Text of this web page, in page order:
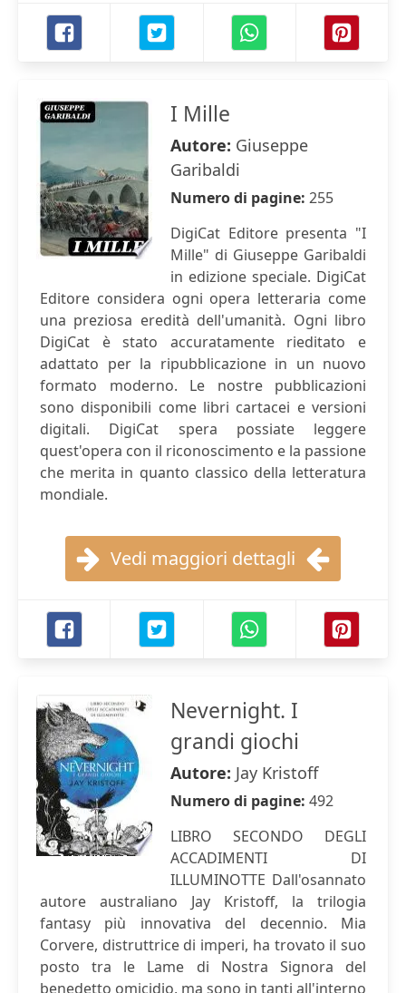
I Mille
Autore: Giuseppe
Garibaldi
Numero di pagine: 255
DigiCat Editore presenta "I
Mille" di Giuseppe Garibaldi
in edizione speciale. DigiCat
Editore considera ogni opera letteraria come
una preziosa eredità dell'umanità. Ogni libro
DigiCat è stato accuratamente rieditato e
adattato per la ripubblicazione in un nuovo
formato moderno. Le nostre pubblicazioni
sono disponibili come libri cartacei e versioni
digitali. DigiCat spera possiate leggere
quest'opera con il riconoscimento e la passione
che merita in quanto classico della letteratura
mondiale.
Vedi maggiori dettagli
Nevernight. I
grandi giochi
Autore: Jay Kristoff
Numero di pagine: 492
LIBRO SECONDO DEGLI
ACCADIMENTI DI
ILLUMINOTTE Dall'osannato
autore australiano Jay Kristoff, la trilogia
fantasy più innovativa del decennio. Mia
Corvere, distruttrice di imperi, ha trovato il suo
posto tra le Lame di Nostra Signora del
benedetto omicidio, ma sono in tanti all'interno